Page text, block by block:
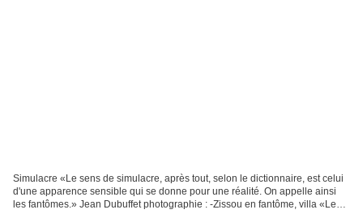
Simulacre «Le sens de simulacre, après tout, selon le dictionnaire, est celui
d'une apparence sensible qui se donne pour une réalité. On appelle ainsi
les fantômes.» Jean Dubuffet photographie : -Zissou en fantôme, villa «Les